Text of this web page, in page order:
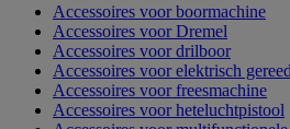
Accessoires voor boormachine
Accessoires voor Dremel
Accessoires voor drilboor
Accessoires voor elektrisch
Accessoires voor freesmachine
Accessoires voor heteluchtpistool